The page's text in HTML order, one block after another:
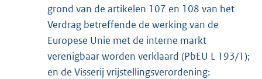
grond van de artikelen 107 en 108 van het
Verdrag betreffende de werking van de
Europese Unie met de interne markt
verenigbaar worden verklaard (PbEU L 193/1);
en de Visserij vrijstellingsverordening: